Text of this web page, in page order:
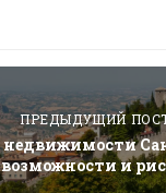
ПРЕДЫДУЩИЙ
возможности и